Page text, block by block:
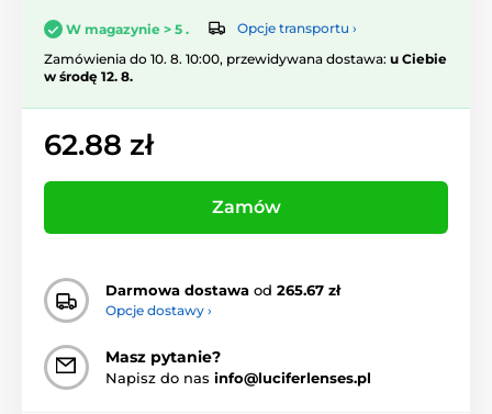
W magazynie > 5 .
Opcje transportu ›
Zamówienia do 10. 8. 10:00, przewidywana dostawa: u Ciebie
w środę 12. 8.
62.88 zł
Zamów
Darmowa dostawa od 265.67 zł
Opcje dostawy ›
Masz pytanie?
Napisz do nas info@luciferlenses.pl